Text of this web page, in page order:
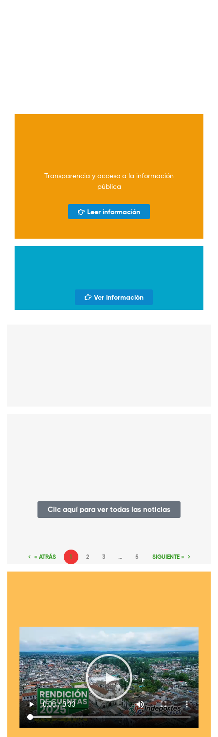
Transparencia y acceso a la información
pública
Leer información
Ver información
Clic aquí para ver todas las noticias
« ATRÁS 1 2 3 … 5 SIGUIENTE »